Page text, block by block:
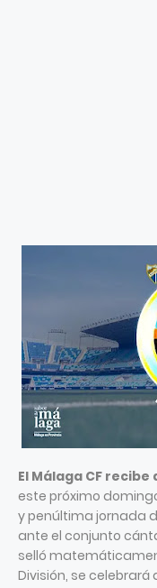
El Málaga CF
este próximo
y penúltima jornada de
ante el conjunto
selló
División, se celebrará